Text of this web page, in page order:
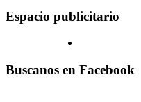
Espacio publicitario
Buscanos en Facebook